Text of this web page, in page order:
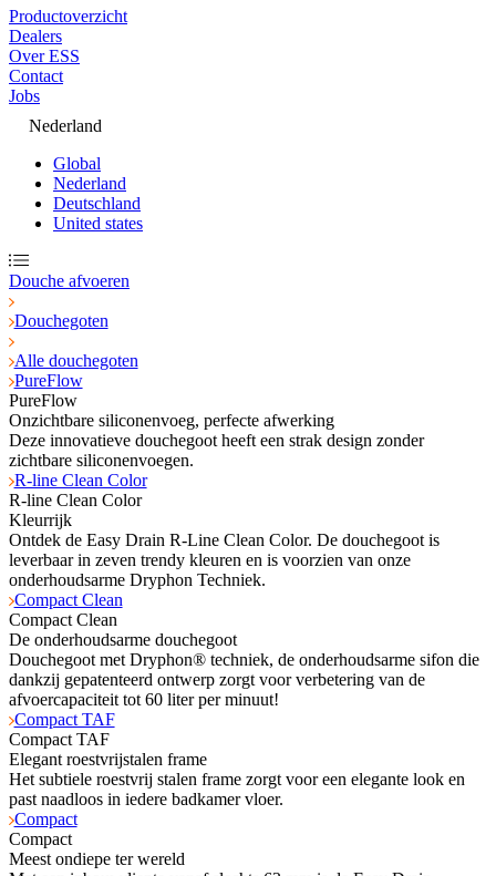
Productoverzicht
Dealers
Over ESS
Contact
Jobs
Nederland
Global
Nederland
Deutschland
United states
Douche afvoeren
Douchegoten
Alle douchegoten
PureFlow
PureFlow
Onzichtbare siliconenvoeg, perfecte afwerking
Deze innovatieve douchegoot heeft een strak design zonder
zichtbare siliconenvoegen.
R-line Clean Color
R-line Clean Color
Kleurrijk
Ontdek de Easy Drain R-Line Clean Color. De douchegoot is
leverbaar in zeven trendy kleuren en is voorzien van onze
onderhoudsarme Dryphon Techniek.
Compact Clean
Compact Clean
De onderhoudsarme douchegoot
Douchegoot met Dryphon® techniek, de onderhoudsarme sifon die
dankzij gepatenteerd ontwerp zorgt voor verbetering van de
afvoercapaciteit tot 60 liter per minuut!
Compact TAF
Compact TAF
Elegant roestvrijstalen frame
Het subtiele roestvrij stalen frame zorgt voor een elegante look en
past naadloos in iedere badkamer vloer.
Compact
Compact
Meest ondiepe ter wereld